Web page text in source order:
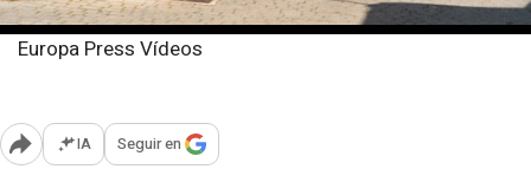
Europa Press Vídeos
Abrir opciones para compartir
IA Seguir en